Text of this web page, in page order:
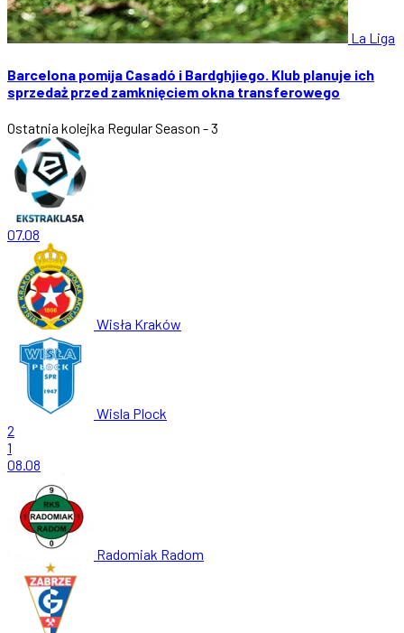
La Liga
Barcelona pomija Casadó i Bardghjiego. Klub planuje ich
sprzedaż przed zamknięciem okna transferowego
Ostatnia kolejka Regular Season - 3
07.08
Wisła Kraków
Wisla Plock
2
1
08.08
Radomiak Radom